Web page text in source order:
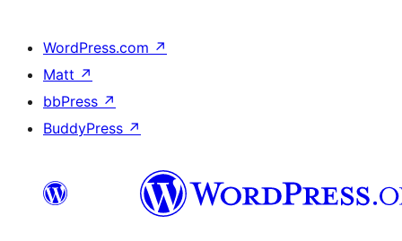
WordPress.com ↗
Matt ↗
bbPress ↗
BuddyPress ↗